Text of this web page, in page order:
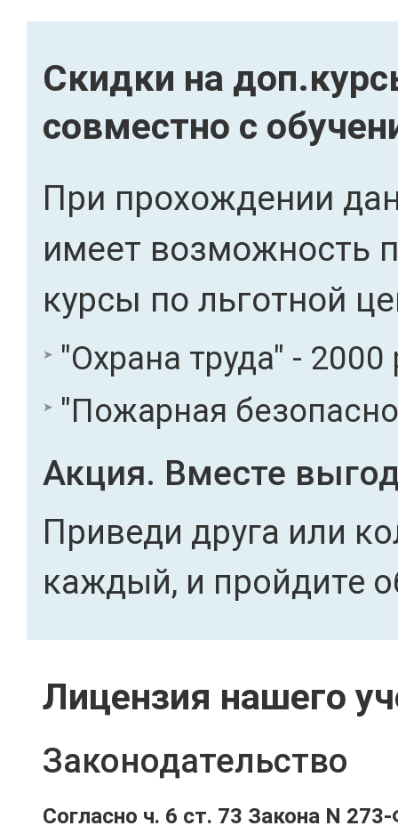
Скидки на
совместно с
При прохождении
имеет возможность
курсы по льготной
"Охрана труда" - 2000
"Пожарная
Акция. Вместе
Приведи друга или
каждый, и пройдите
Лицензия нашего
Законодательство
Согласно ч. 6 ст. 73 Закона N